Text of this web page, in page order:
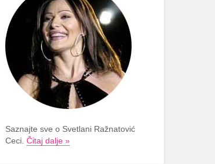
Saznajte sve o Svetlani Ražnatović
Ceci. Čitaj dalje »